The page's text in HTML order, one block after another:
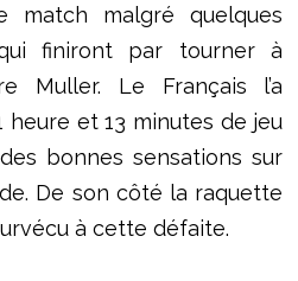
match malgré quelques
finiront par tourner à
Muller. Le Français l’a
et 13 minutes de jeu
bonnes sensations sur
De son côté la raquette
à cette défaite.